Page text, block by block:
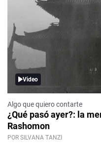
Video
Algo que quiero contarte
¿Qué pasó ayer?: la
Rashomon
POR SILVANA TANZI